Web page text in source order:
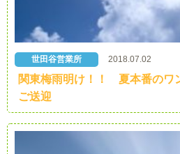
世田谷営業所 2018.07.02
関東梅雨明け！！ 夏本番のワ
ご送迎